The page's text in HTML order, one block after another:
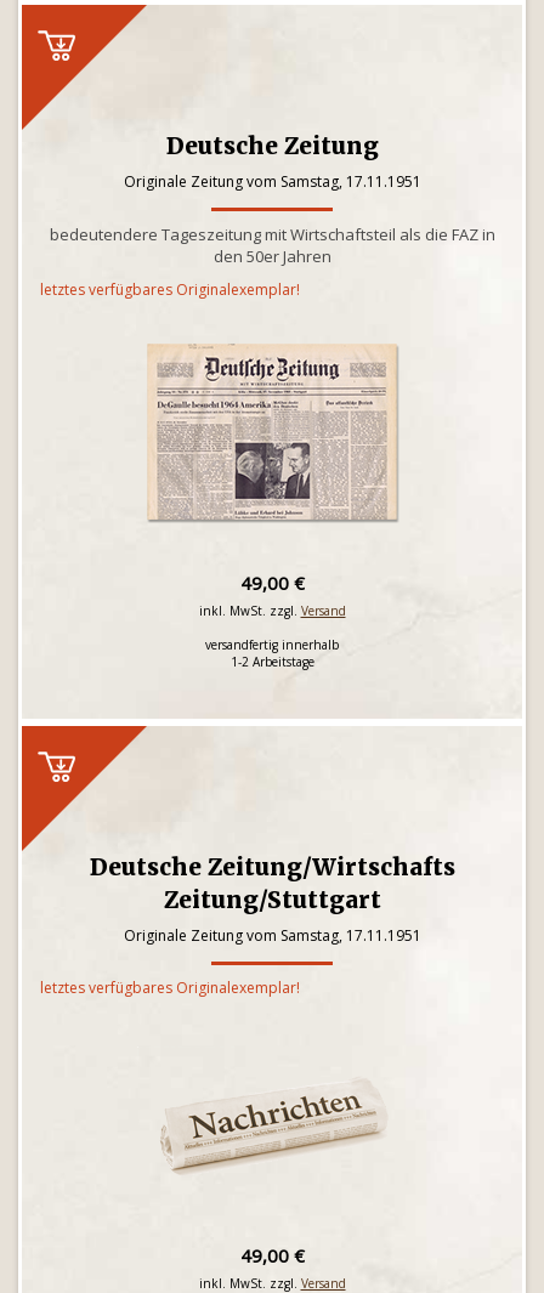
Deutsche Zeitung
Originale Zeitung vom Samstag, 17.11.1951
bedeutendere Tageszeitung mit Wirtschaftsteil als die FAZ in
den 50er Jahren
letztes verfügbares Originalexemplar!
49,00 €
inkl. MwSt. zzgl. Versand
versandfertig innerhalb
1-2 Arbeitstage
Deutsche Zeitung/Wirtschafts
Zeitung/Stuttgart
Originale Zeitung vom Samstag, 17.11.1951
letztes verfügbares Originalexemplar!
49,00 €
inkl. MwSt. zzgl. Versand